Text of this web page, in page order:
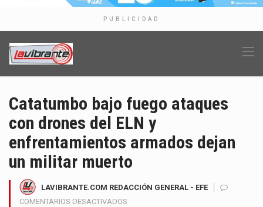
PUBLICIDAD
Catatumbo bajo fuego ataques
con drones del ELN y
enfrentamientos armados dejan
un militar muerto
LAVIBRANTE.COM REDACCIÓN GENERAL - EFE
COMENTARIOS DESACTIVADOS